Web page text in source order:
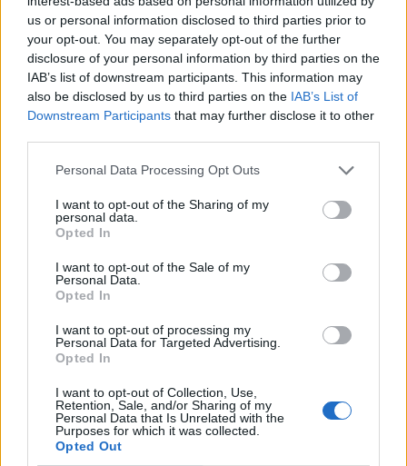
us or personal information disclosed to third parties prior to
your opt-out. You may separately opt-out of the further
disclosure of your personal information by third parties on the
IAB’s list of downstream participants. This information may
also be disclosed by us to third parties on the IAB’s List of
Downstream Participants that may further disclose it to other
Personal Data Processing Opt Outs
I want to opt-out of the Sharing of my
personal data.
Opted In
I want to opt-out of the Sale of my
Personal Data.
Opted In
I want to opt-out of processing my
Personal Data for Targeted Advertising.
Opted In
I want to opt-out of Collection, Use,
Retention, Sale, and/or Sharing of my
Personal Data that Is Unrelated with the
Purposes for which it was collected.
Opted Out